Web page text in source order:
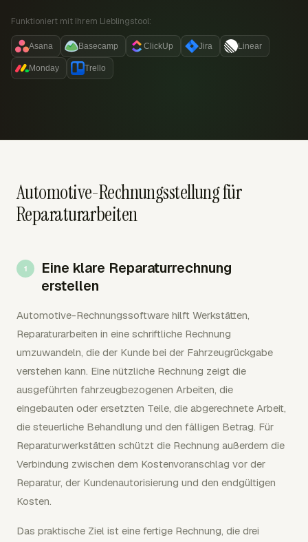
Funktioniert mit Ihrem Lieblingstool:
Asana Basecamp ClickUp Jira Linear
Monday Trello
Automotive-Rechnungsstellung für
Reparaturarbeiten
Eine klare Reparaturrechnung
erstellen
Automotive-Rechnungssoftware hilft Werkstätten,
Reparaturarbeiten in eine schriftliche Rechnung
umzuwandeln, die der Kunde bei der Fahrzeugrückgabe
verstehen kann. Eine nützliche Rechnung zeigt die
ausgeführten fahrzeugbezogenen Arbeiten, die
eingebauten oder ersetzten Teile, die abgerechnete Arbeit,
die steuerliche Behandlung und den fälligen Betrag. Für
Reparaturwerkstätten schützt die Rechnung außerdem die
Verbindung zwischen dem Kostenvoranschlag vor der
Reparatur, der Kundenautorisierung und den endgültigen
Kosten.
Das praktische Ziel ist eine fertige Rechnung, die drei